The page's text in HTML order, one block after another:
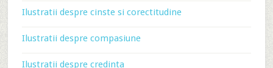
Ilustratii despre cinste si corectitudine
Ilustratii despre compasiune
Ilustratii despre credinta